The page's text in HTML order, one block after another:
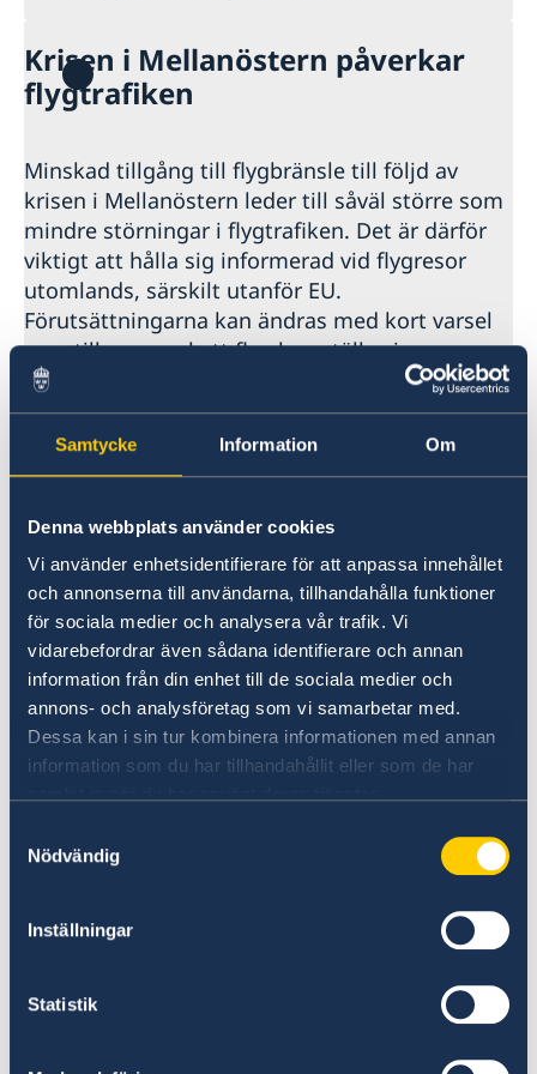
Samtycke Information Om
Denna webbplats använder cookies
Vi använder enhetsidentifierare för att anpassa innehållet
och annonserna till användarna, tillhandahålla funktioner
för sociala medier och analysera vår trafik. Vi
vidarebefordrar även sådana identifierare och annan
information från din enhet till de sociala medier och
annons- och analysföretag som vi samarbetar med.
Dessa kan i sin tur kombinera informationen med annan
information som du har tillhandahållit eller som de har
Nödvändig
Inställningar
Statistik
Krisen i Mellanöstern påverkar
flygtrafiken
Minskad tillgång till flygbränsle till följd av
krisen i Mellanöstern leder till såväl större som
mindre störningar i flygtrafiken. Det är därför
viktigt att hålla sig informerad vid flygresor
utomlands, särskilt utanför EU.
Förutsättningarna kan ändras med kort varsel
som till exempel att flyg kan ställas in,
dirigeras om och biljettpriser plötsligt öka. Det
är därför angeläget att varje resenär har goda
marginaler vid flygresor, både vad gäller pengar
och tid, för att kunna hantera dessa
Senast uppdaterad 04 maj 2026
UD:s reseinformation direkt i fickan
reseinformation om världens länder från
Om UD Resklar på regeringen.se